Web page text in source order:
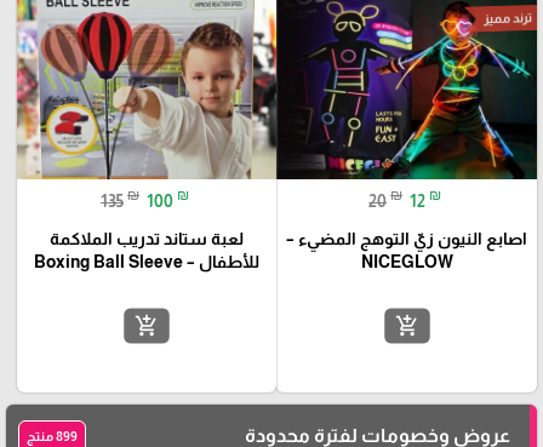
ترند مميز
20 ₪ 12 ₪
اصابع النيون زيّ التوهج المضيء –
NICEGLOW
add_shopping_cart
135 ₪ 100 ₪
لعبة ستاند تدريب الملاكمة
للأطفال – Boxing Ball Sleeve
add_shopping_cart
عروض وخصومات لفترة محدودة 899 منتج